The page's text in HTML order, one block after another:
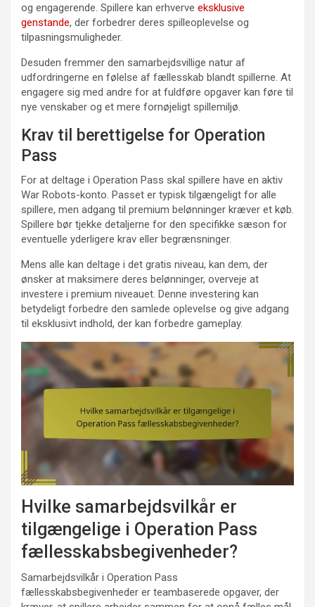
og engagerende. Spillere kan erhverve eksklusive
genstande, der forbedrer deres spilleoplevelse og
tilpasningsmuligheder.
Desuden fremmer den samarbejdsvillige natur af
udfordringerne en følelse af fællesskab blandt spillerne. At
engagere sig med andre for at fuldføre opgaver kan føre til
nye venskaber og et mere fornøjeligt spillemiljø.
Krav til berettigelse for Operation
Pass
For at deltage i Operation Pass skal spillere have en aktiv
War Robots-konto. Passet er typisk tilgængeligt for alle
spillere, men adgang til premium belønninger kræver et køb.
Spillere bør tjekke detaljerne for den specifikke sæson for
eventuelle yderligere krav eller begrænsninger.
Mens alle kan deltage i det gratis niveau, kan dem, der
ønsker at maksimere deres belønninger, overveje at
investere i premium niveauet. Denne investering kan
betydeligt forbedre den samlede oplevelse og give adgang
til eksklusivt indhold, der kan forbedre gameplay.
Hvilke samarbejdsvilkår er
tilgængelige i Operation Pass
fællesskabsbegivenheder?
Samarbejdsvilkår i Operation Pass
fællesskabsbegivenheder er teambaserede opgaver, der